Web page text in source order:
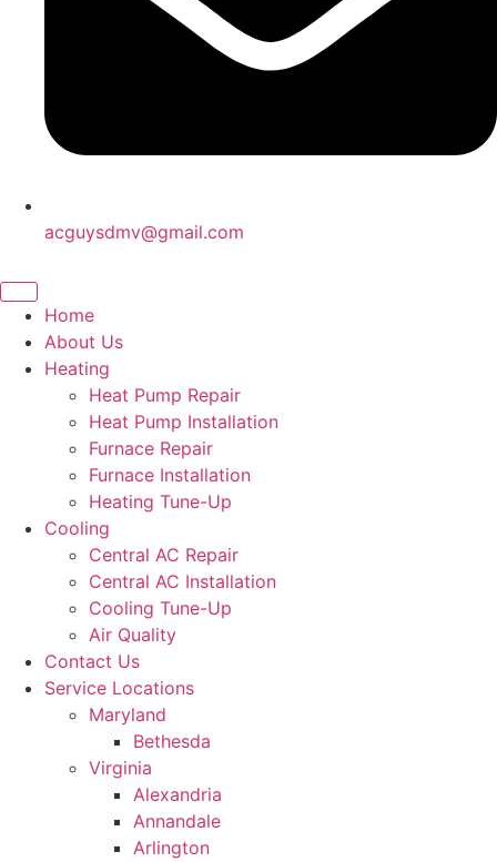
acguysdmv@gmail.com
Home
About Us
Heating
Heat Pump Repair
Heat Pump Installation
Furnace Repair
Furnace Installation
Heating Tune-Up
Cooling
Central AC Repair
Central AC Installation
Cooling Tune-Up
Air Quality
Contact Us
Service Locations
Maryland
Bethesda
Virginia
Alexandria
Annandale
Arlington